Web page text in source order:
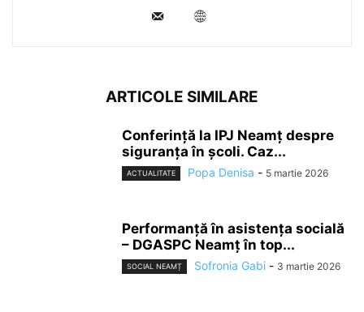
ARTICOLE SIMILARE
Conferință la IPJ Neamț despre
siguranța în școli. Caz...
ACTUALITATE Popa Denisa - 5 martie 2026
Performanță în asistența socială
– DGASPC Neamț în top...
SOCIAL NEAMȚ Sofronia Gabi - 3 martie 2026